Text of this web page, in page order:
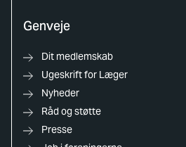
Genveje
Dit medlemskab
Ugeskrift for Læger
Nyheder
Råd og støtte
Presse